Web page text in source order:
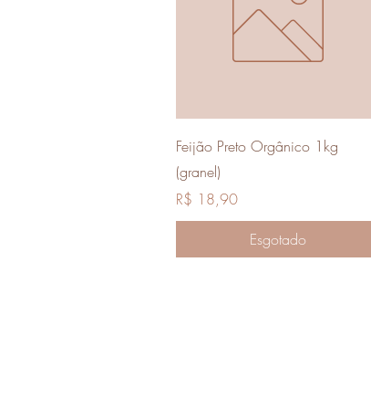
Visualização rápida
Feijão Preto Orgânico 1kg
(granel)
Preço
R$ 18,90
Esgotado